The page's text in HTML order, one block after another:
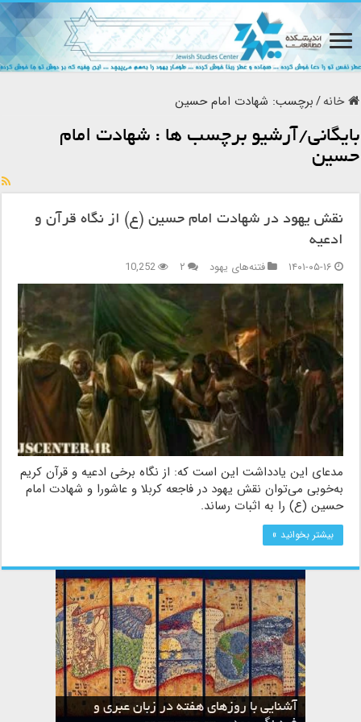
خانه/برچسب: شهادت امام حسین
بایگانی/آرشیو برچسب ها :شهادت امام
حسین
نقش یهود در شهادت امام حسین (ع) از نگاه قرآن و
ادعیه
۱۴۰۱-۰۵-۱۶
فتنه‌های یهود ۲ 10,252
مدعای این یادداشت این است که: از نگاه برخی ادعیه و قرآن کریم
به‌خوبی می‌توان نقش یهود در فاجعه کربلا و عاشورا و شهادت امام
حسین (ع) را به اثبات رساند.
بیشتر بخوانید »
آشنایی با روزهای هفته در زبان عبری و